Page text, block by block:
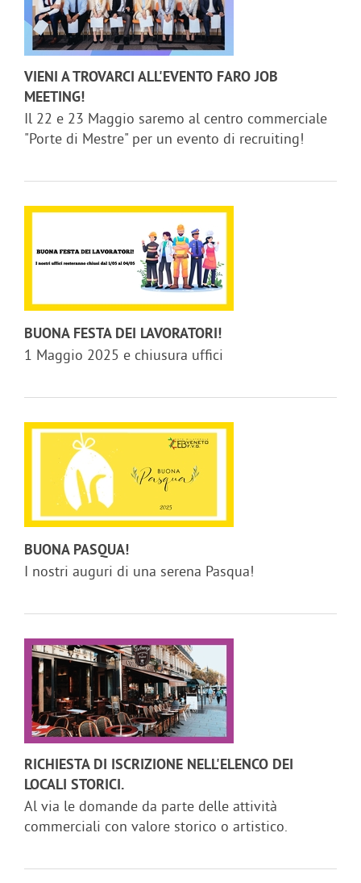
VIENI A TROVARCI ALL'EVENTO FARO JOB
MEETING!
Il 22 e 23 Maggio saremo al centro commerciale
"Porte di Mestre" per un evento di recruiting!
BUONA FESTA DEI LAVORATORI!
1 Maggio 2025 e chiusura uffici
BUONA PASQUA!
I nostri auguri di una serena Pasqua!
RICHIESTA DI ISCRIZIONE NELL'ELENCO DEI
LOCALI STORICI.
Al via le domande da parte delle attività
commerciali con valore storico o artistico.